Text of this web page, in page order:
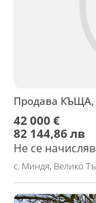
Продава КЪЩА,
42 000 €
82 144,86 лв
Не се
с. Миндя, Велико